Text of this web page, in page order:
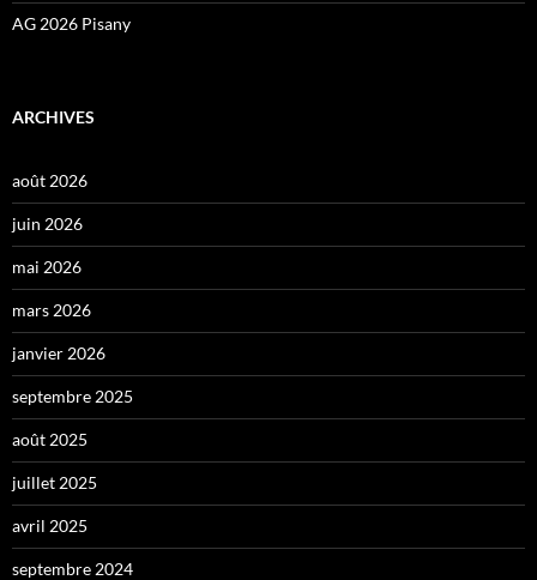
AG 2026 Pisany
ARCHIVES
août 2026
juin 2026
mai 2026
mars 2026
janvier 2026
septembre 2025
août 2025
juillet 2025
avril 2025
septembre 2024